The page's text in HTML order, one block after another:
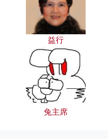
益行
兔主席